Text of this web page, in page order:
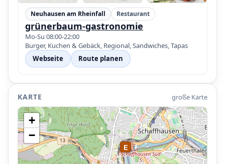
Neuhausen am Rheinfall Restaurant
grünerbaum-gastronomie
Mo-Su 08:00-22:00
Burger, Kuchen & Gebäck, Regional, Sandwiches, Tapas
Webseite
Route planen
KARTE große Karte
E
+
−